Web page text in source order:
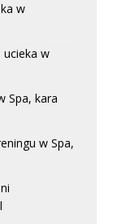
w
ucieka w
Spa, kara
w Spa,